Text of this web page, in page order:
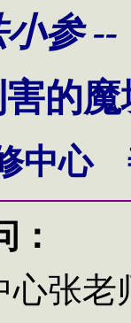
参 --
的
中心
：
心张老